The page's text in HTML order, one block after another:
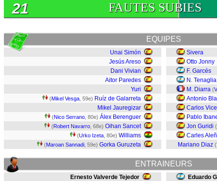
FAUTES SUBIES
21
EQUIPES
Unai Simón
Jesús Areso
Dani Vivian
Aitor Paredes
Yuri
(Mikel Vesga , 59e) Ruíz de Galarreta
Mikel Jauregizar
(Nico Serrano , 80e) Álex Berenguer
(Robert Navarro , 68e) Oihan Sancet
(Urko Izeta , 80e) Williams
(Maroan Sannadi , 59e) Gorka Guruzeta
Sivera
Otto Jonny
F. Garcés
N. Tenaglia
M. Diarra (
Antonio
Carlos
Pablo
Jon Guridi (
Carles
Mariano Diaz (
ENTRAINEURS
Ernesto Valverde Tejedor Eduardo